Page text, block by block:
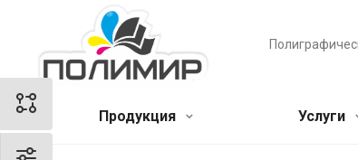
Продукция Услуги